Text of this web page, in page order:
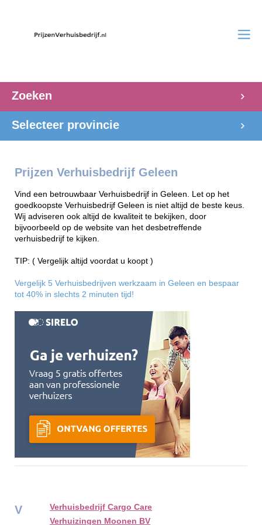
Zoeken
Selecteer provincie
Prijzen Verhuisbedrijf Geleen
Vind een betrouwbaar Verhuisbedrijf in Geleen. Let op het
goedkoopste Verhuisbedrijf Geleen is niet altijd de beste keus.
Wij adviseren ook altijd de kwaliteit te bekijken, door
bijvoorbeeld op de website van het desbetreffende
verhuisbedrijf te kijken.
TIP: ( Vergelijk altijd voordat u koopt )
Vergelijk 5 Verhuisbedrijven werkzaam in Geleen en bespaar
tot 40% in slechts 2 minuten tijd!
V
Verhuisbedrijf Cargo Care
Verhuizingen Moonen BV